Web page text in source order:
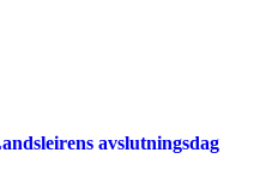
avslutningsdag